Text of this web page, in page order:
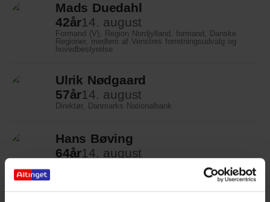
Mads Duedahl
42år14. august
Formand (V), Region Nordjylland, formand, Danske
Regioner, medlem af Venstres forretningsudvalg og
hovedbestyrelse
Ulrik Nødgaard
57år14. august
Direktør, Danmarks Nationalbank
Hans Bøving
64år14. august